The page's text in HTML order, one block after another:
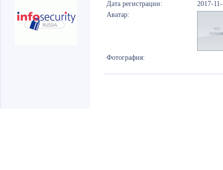
Дата регистрации:
2017-
Аватар:
Фотография: